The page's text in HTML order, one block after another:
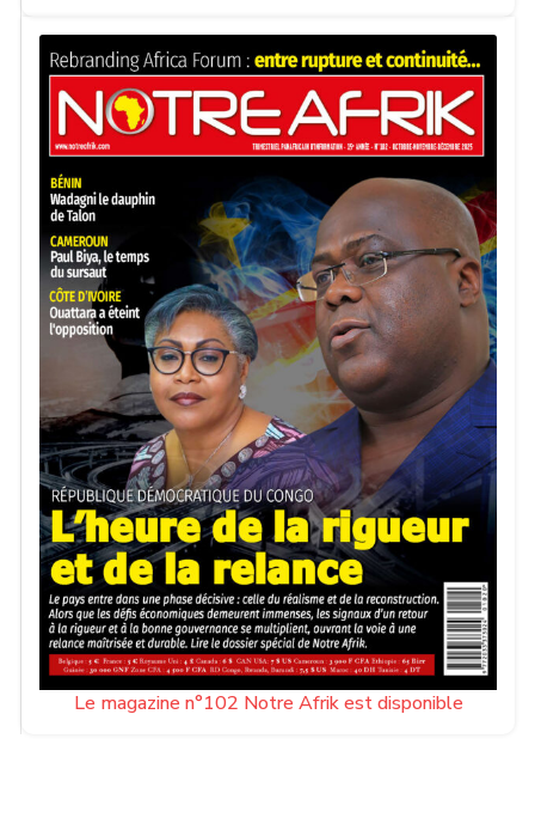
Le magazine n°102 Notre Afrik est disponible